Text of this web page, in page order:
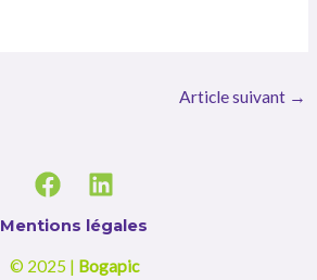
Article suivant →
Mentions légales
© 2025 | Bogapic